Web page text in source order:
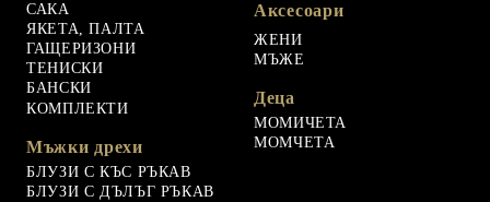
САКА
ЯКЕТА, ПАЛТА
ГАЩЕРИЗОНИ
ТЕНИСКИ
БАНСКИ
КОМПЛЕКТИ
Мъжки дрехи
БЛУЗИ С КЪС РЪКАВ
БЛУЗИ С ДЪЛЪГ РЪКАВ
Аксесоари
ЖЕНИ
МЪЖЕ
Деца
МОМИЧЕТА
МОМЧЕТА